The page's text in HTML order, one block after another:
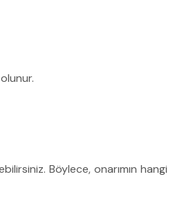
Böylece, onarımın hangi